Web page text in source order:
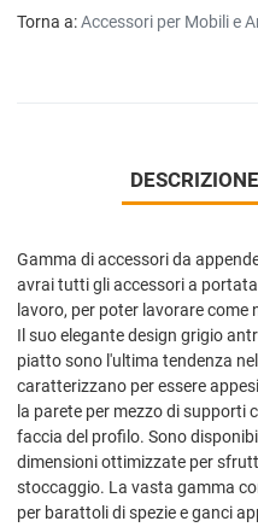
Torna a:Accessori per Mobili e
DESCRIZIONE
Gamma di accessori da
avrai tutti gli accessori a
lavoro, per poter lavorare
Il suo elegante design grigio
piatto sono l'ultima tendenza
caratterizzano per essere
la parete per mezzo di supporti
faccia del profilo. Sono
dimensioni ottimizzate per
stoccaggio. La vasta gamma
per barattoli di spezie e ganci